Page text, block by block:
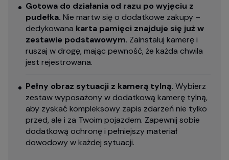
Gotowa do działania od razu po wyjęciu z
pudełka. Nie martw się o dodatkowe zakupy –
dedykowana karta pamięci znajduje się już w
zestawie podstawowym. Zainstaluj kamerę i
ruszaj w drogę, mając pewność, że każda chwila
jest rejestrowana.
Pełny obraz sytuacji z kamerą tylną. Wybierz
zestaw wyposażony w dodatkową kamerę tylną,
aby zyskać kompleksowy zapis zdarzeń nie tylko
przed, ale i za Twoim pojazdem. Zapewnij sobie
dodatkową ochronę i pełniejszy materiał
dowodowy w każdej sytuacji.